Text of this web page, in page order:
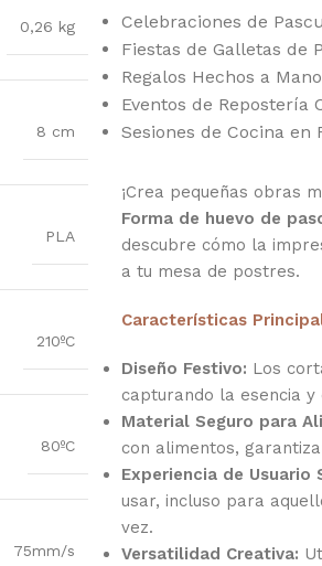
0,26 kg
8 cm
PLA
210ºC
80ºC
75mm/s
Celebraciones de
Fiestas de Galletas de
Regalos Hechos a Mano
Eventos de Repostería
Sesiones de Cocina
¡Crea pequeñas obras
Forma de huevo de
descubre cómo la
a tu mesa de postres.
Características
Diseño Festivo: Los
capturando la esencia
Material Seguro para
con alimentos,
Experiencia de Usuario
usar, incluso para
vez.
Versatilidad Creativa: